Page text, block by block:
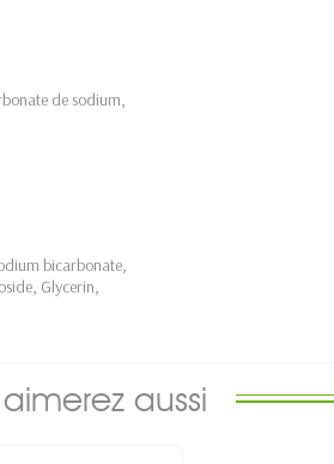
de sodium,
bicarbonate,
Glycerin,
aussi